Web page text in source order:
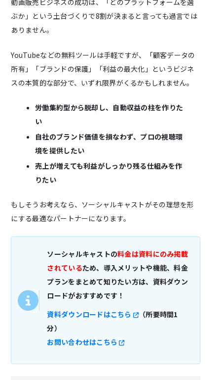
動画販売ビジネスの成功は、「どのプラットフォームを選
ぶか」という土台づくりで8割が決まると言っても過言では
ありません。
YouTubeなどの無料ツールは手軽ですが、「顧客データの
所有」「ブランドの保護」「利益の最大化」というビジネ
スの本質的な部分で、いずれ限界がくるかもしれません。
労働集約型から脱却し、自動収益の柱を作りた
い
自社のブランド価値を損なわず、プロの視聴環
境を提供したい
売上が増えても利益がしっかり残る仕組みを作
りたい
もしそうお考えなら、ソーシャルキャストがその理想を形
にする最適なパートナーになります。
ソーシャルキャストの料金は資料にのみ掲載
されているため、導入メリットや機能、料金
プランをまとめて知りたい方は、資料ダウン
ロードがおすすめです！
資料ダウンロードはこちら
（所要時間1
分）
お問い合わせはこちら